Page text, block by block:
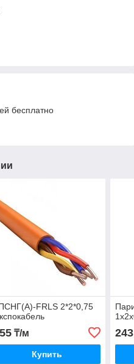
бесплатно
FRLS 2*2*0,75
₸/м
Купить
243